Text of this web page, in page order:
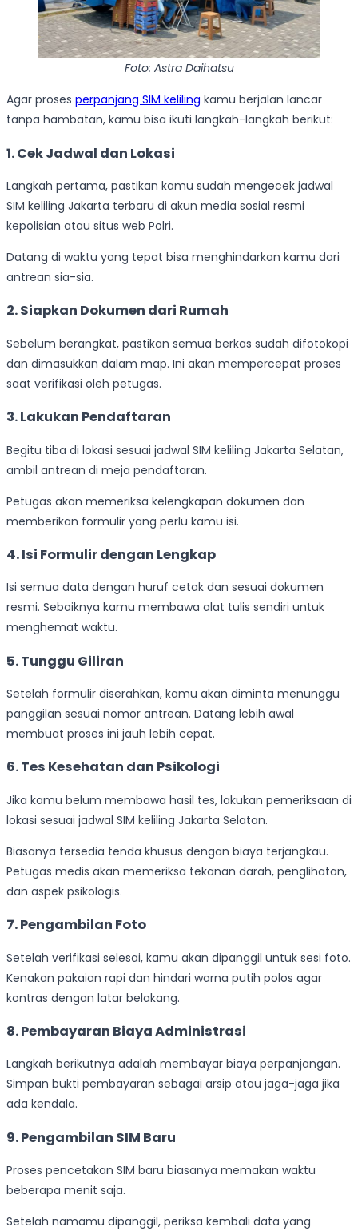
Foto: Astra Daihatsu
Agar proses perpanjang SIM keliling kamu berjalan lancar
tanpa hambatan, kamu bisa ikuti langkah-langkah berikut:
1. Cek Jadwal dan Lokasi
Langkah pertama, pastikan kamu sudah mengecek jadwal
SIM keliling Jakarta terbaru di akun media sosial resmi
kepolisian atau situs web Polri.
Datang di waktu yang tepat bisa menghindarkan kamu dari
antrean sia-sia.
2. Siapkan Dokumen dari Rumah
Sebelum berangkat, pastikan semua berkas sudah difotokopi
dan dimasukkan dalam map. Ini akan mempercepat proses
saat verifikasi oleh petugas.
3. Lakukan Pendaftaran
Begitu tiba di lokasi sesuai jadwal SIM keliling Jakarta Selatan,
ambil antrean di meja pendaftaran.
Petugas akan memeriksa kelengkapan dokumen dan
memberikan formulir yang perlu kamu isi.
4. Isi Formulir dengan Lengkap
Isi semua data dengan huruf cetak dan sesuai dokumen
resmi. Sebaiknya kamu membawa alat tulis sendiri untuk
menghemat waktu.
5. Tunggu Giliran
Setelah formulir diserahkan, kamu akan diminta menunggu
panggilan sesuai nomor antrean. Datang lebih awal
membuat proses ini jauh lebih cepat.
6. Tes Kesehatan dan Psikologi
Jika kamu belum membawa hasil tes, lakukan pemeriksaan di
lokasi sesuai jadwal SIM keliling Jakarta Selatan.
Biasanya tersedia tenda khusus dengan biaya terjangkau.
Petugas medis akan memeriksa tekanan darah, penglihatan,
dan aspek psikologis.
7. Pengambilan Foto
Setelah verifikasi selesai, kamu akan dipanggil untuk sesi foto.
Kenakan pakaian rapi dan hindari warna putih polos agar
kontras dengan latar belakang.
8. Pembayaran Biaya Administrasi
Langkah berikutnya adalah membayar biaya perpanjangan.
Simpan bukti pembayaran sebagai arsip atau jaga-jaga jika
ada kendala.
9. Pengambilan SIM Baru
Proses pencetakan SIM baru biasanya memakan waktu
beberapa menit saja.
Setelah namamu dipanggil, periksa kembali data yang